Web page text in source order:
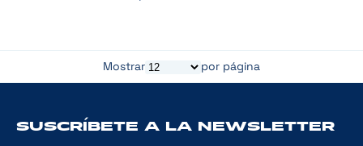
Mostrar
por página
SUSCRÍBETE A LA NEWSLETTER